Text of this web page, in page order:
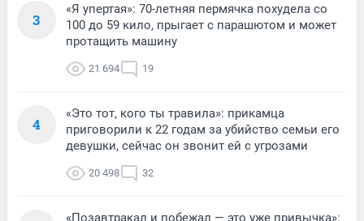
3
«Я упертая»: 70-летняя пермячка похудела со
100 до 59 кило, прыгает с парашютом и может
протащить машину
21 694 19
4
«Это тот, кого ты травила»: прикамца
приговорили к 22 годам за убийство семьи его
девушки, сейчас он звонит ей с угрозами
20 498 32
«Позавтракал и побежал — это уже привычка»: